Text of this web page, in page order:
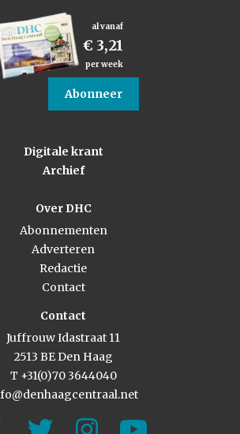
al vanaf
€ 3,21
per week
Abonneer
Digitale krant
Archief
Over DHC
Abonnementen
Adverteren
Redactie
Contact
Contact
Juffrouw Idastraat 11
2513 BE Den Haag
T +31(0)70 3644040